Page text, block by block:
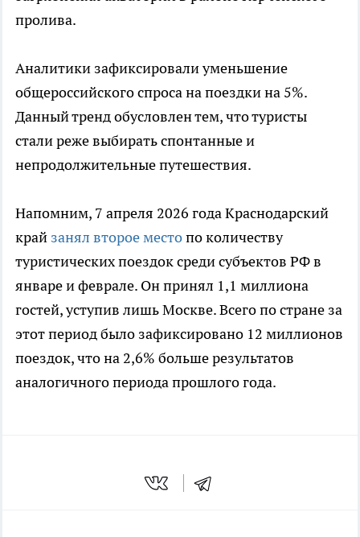
пролива.
Аналитики зафиксировали уменьшение
общероссийского спроса на поездки на 5%.
Данный тренд обусловлен тем, что туристы
стали реже выбирать спонтанные и
непродолжительные путешествия.
Напомним, 7 апреля 2026 года Краснодарский
край занял второе местопо количеству
туристических поездок среди субъектов РФ в
январе и феврале. Он принял 1,1 миллиона
гостей, уступив лишь Москве. Всего по стране за
этот период было зафиксировано 12 миллионов
поездок, что на 2,6% больше результатов
аналогичного периода прошлого года.